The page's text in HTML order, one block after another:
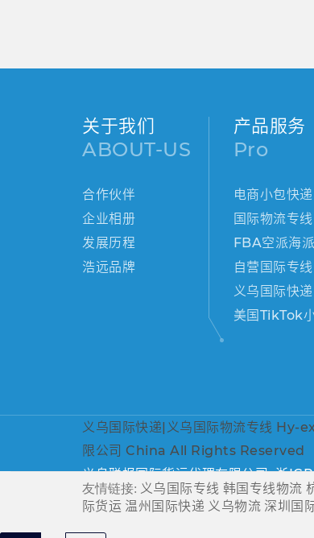
关于我们
ABOUT-US
合作伙伴
企业相册
发展历程
浩远品牌
产品服务
Pro
电商小包快递
国际物流专线
FBA空派海派
自营国际专线
义乌国际快递
美国TikTok
义乌国际快递|义乌国际物流专线
限公司 China All Rights Reserved
义乌联报国际货运代理有限公司.浙
友情链接: 义乌国际专线 韩国专线物流
际货运 温州国际快递 义乌物流 深圳国